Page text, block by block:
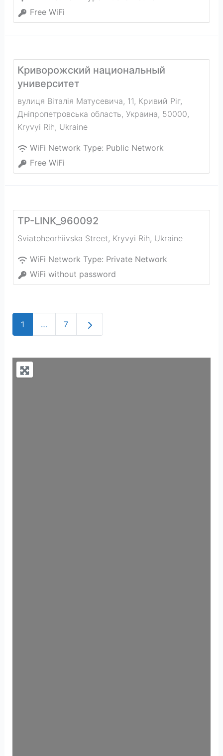
Free WiFi
Криворожский национальный
университет
вулиця Віталія Матусевича, 11, Кривий Ріг,
Дніпропетровська область, Украина, 50000,
Kryvyi Rih, Ukraine
WiFi Network Type: Public Network
Free WiFi
TP-LINK_960092
Sviatoheorhiivska Street, Kryvyi Rih, Ukraine
WiFi Network Type: Private Network
WiFi without password
1 … 7 Older posts